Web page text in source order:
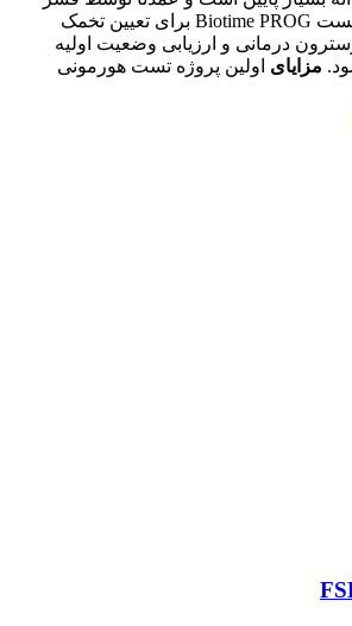
آدرنال تولید می شود. تست Biotime PROG برای تعیین تخمک
درمانی و ارزیابی وضعیت اولیه
مزایای اولین پروژه تست هورمونی